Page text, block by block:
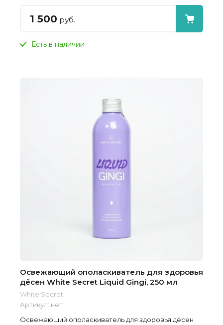
1 500 руб.
Есть в наличии
Освежающий ополаскиватель для здоровья
дёсен White Secret Liquid Gingi, 250 мл
White Secret
Артикул: нет
Освежающий ополаскиватель для здоровья дёсен